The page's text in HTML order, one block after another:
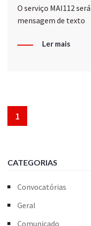
O serviço MAI112
mensagem de texto
Ler mais
1
CATEGORIAS
Convocatórias
Geral
Comunicado